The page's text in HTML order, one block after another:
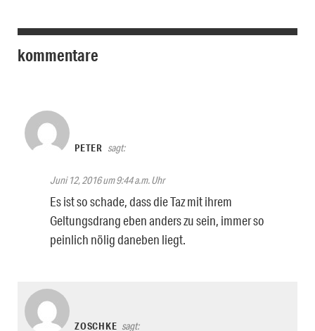
kommentare
PETER sagt:
Juni 12, 2016 um 9:44 a.m. Uhr
Es ist so schade, dass die Taz mit ihrem
Geltungsdrang eben anders zu sein, immer so
peinlich nölig daneben liegt.
ZOSCHKE sagt: